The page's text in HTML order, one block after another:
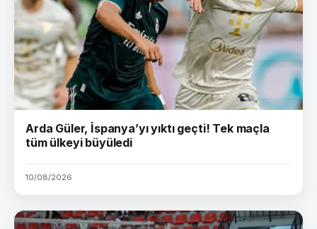
Arda Güler, İspanya’yı yıktı geçti! Tek maçla
tüm ülkeyi büyüledi
10/08/2026